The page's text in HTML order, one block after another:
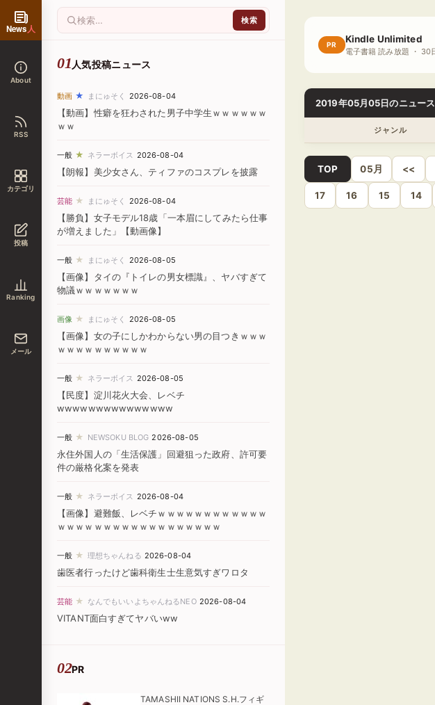
News人
About
RSS
カテゴリ
投稿
Ranking
メール
人気投稿ニュース
動画 ★ まにゅそく 2026-08-04
【動画】性癖を狂わされた男子中学生ｗｗｗｗｗｗ
ｗｗ
一般 ★ ネラーボイス 2026-08-04
【朗報】美少女さん、ティファのコスプレを披露
芸能 ★ まにゅそく 2026-08-04
【勝負】女子モデル18歳「一本眉にしてみたら仕事
が増えました」【動画像】
一般 ★ まにゅそく 2026-08-05
【画像】タイの『トイレの男女標識』、ヤバすぎて
物議ｗｗｗｗｗｗｗ
画像 ★ まにゅそく 2026-08-05
【画像】女の子にしかわからない男の目つきｗｗｗ
ｗｗｗｗｗｗｗｗｗｗ
一般 ★ ネラーボイス 2026-08-05
【民度】淀川花火大会、レベチ
wwwwwwwwwwwwwww
一般 ★ NEWSOKU BLOG 2026-08-05
永住外国人の「生活保護」回避狙った政府、許可要
件の厳格化案を発表
一般 ★ ネラーボイス 2026-08-04
【画像】避難飯、レベチｗｗｗｗｗｗｗｗｗｗｗｗ
ｗｗｗｗｗｗｗｗｗｗｗｗｗｗｗｗｗｗ
一般 ★ 理想ちゃんねる 2026-08-04
歯医者行ったけど歯科衛生士生意気すぎワロタ
芸能 ★ なんでもいいよちゃんねるNEO 2026-08-04
VITANT面白すぎてヤバいww
PR
TAMASHII NATIONS S.H.フィギ
PR Kindle Unlimited
2019年05月05日のニュース
ジャンル
TOP 05月 <<
17 16 15 14